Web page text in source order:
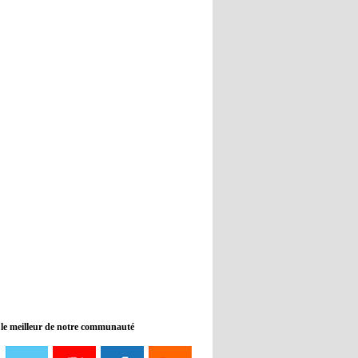
08:21 - 2022/11/08
Liverpool mis en vente par son
meilleur de notre communauté